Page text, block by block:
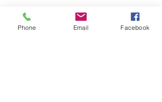
• 利用規約
• プライバシーポリシー
Phone Email Facebook